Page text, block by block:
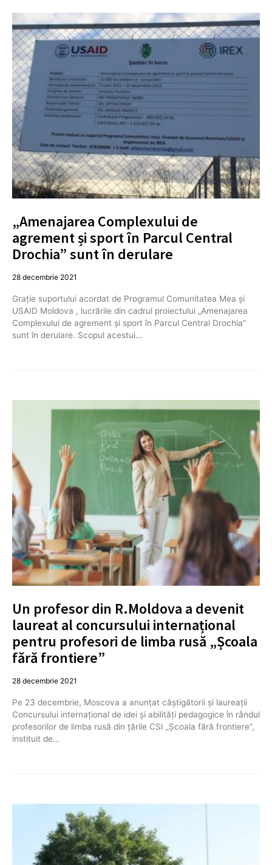
„Amenajarea Complexului de
agrement și sport în Parcul Central
Drochia” sunt în derulare
28 decembrie 2021
Grație suportului acordat de Programul Comunitatea Mea și
USAID Moldova , lucrările din cadrul proiectului „Amenajarea
Complexului de agrement și sport în Parcul Central Drochia”
sunt în derulare. Scopul acestui…
Un profesor din R.Moldova a devenit
laureat al concursului internațional
pentru profesori de limba rusă „Școala
fără frontiere”
28 decembrie 2021
Pe 23 decembrie, Moscova a anunțat câștigătorii și laureații
Concursului internațional de idei și abilități pedagogice în rândul
profesorilor de limba rusă din țările CSI „Școala fără frontiere”,
instituit de…